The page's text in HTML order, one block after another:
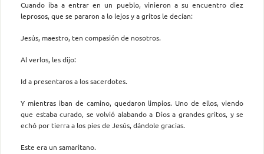
Cuando iba a entrar en un pueblo, vinieron a su encuentro diez
leprosos, que se pararon a lo lejos y a gritos le decían:
Jesús, maestro, ten compasión de nosotros.
Al verlos, les dijo:
Id a presentaros a los sacerdotes.
Y mientras iban de camino, quedaron limpios. Uno de ellos, viendo
que estaba curado, se volvió alabando a Dios a grandes gritos, y se
echó por tierra a los pies de Jesús, dándole gracias.
Este era un samaritano.